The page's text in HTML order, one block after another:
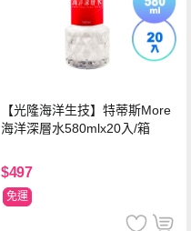
【光隆海洋生技】特蒂斯More
海洋深層水580mlx20入/箱
$497
免運